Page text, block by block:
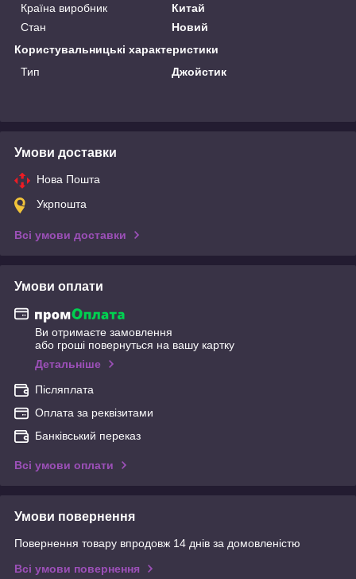
Країна виробник
Китай
Стан
Новий
Користувальницькі характеристики
Тип
Джойстик
Умови доставки
Нова Пошта
Укрпошта
Всі умови доставки
Умови оплати
Ви отримаєте замовлення
або гроші повернуться на вашу картку
Детальніше
Післяплата
Оплата за реквізитами
Банківський переказ
Всі умови оплати
Умови повернення
Повернення товару впродовж 14 днів за домовленістю
Всі умови повернення